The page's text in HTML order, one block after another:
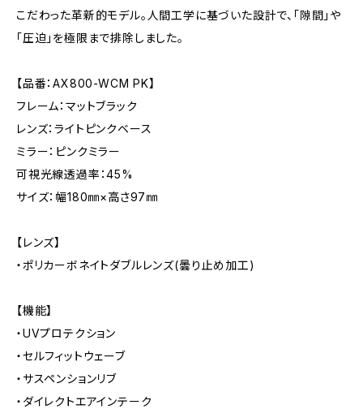
こだわった革新的モデル。人間工学に基づいた設計で、「隙間」や
「圧迫」を極限まで排除しました。
【品番：AX800-WCM PK】
フレーム：マットブラック
レンズ：ライトピンクベース
ミラー：ピンクミラー
可視光線透過率：45%
サイズ：幅180㎜×高さ97㎜
【レンズ】
・ポリカーボネイトダブルレンズ(曇り止め加工)
【機能】
・UVプロテクション
・セルフィットウェーブ
・サスペンションリブ
・ダイレクトエアインテーク